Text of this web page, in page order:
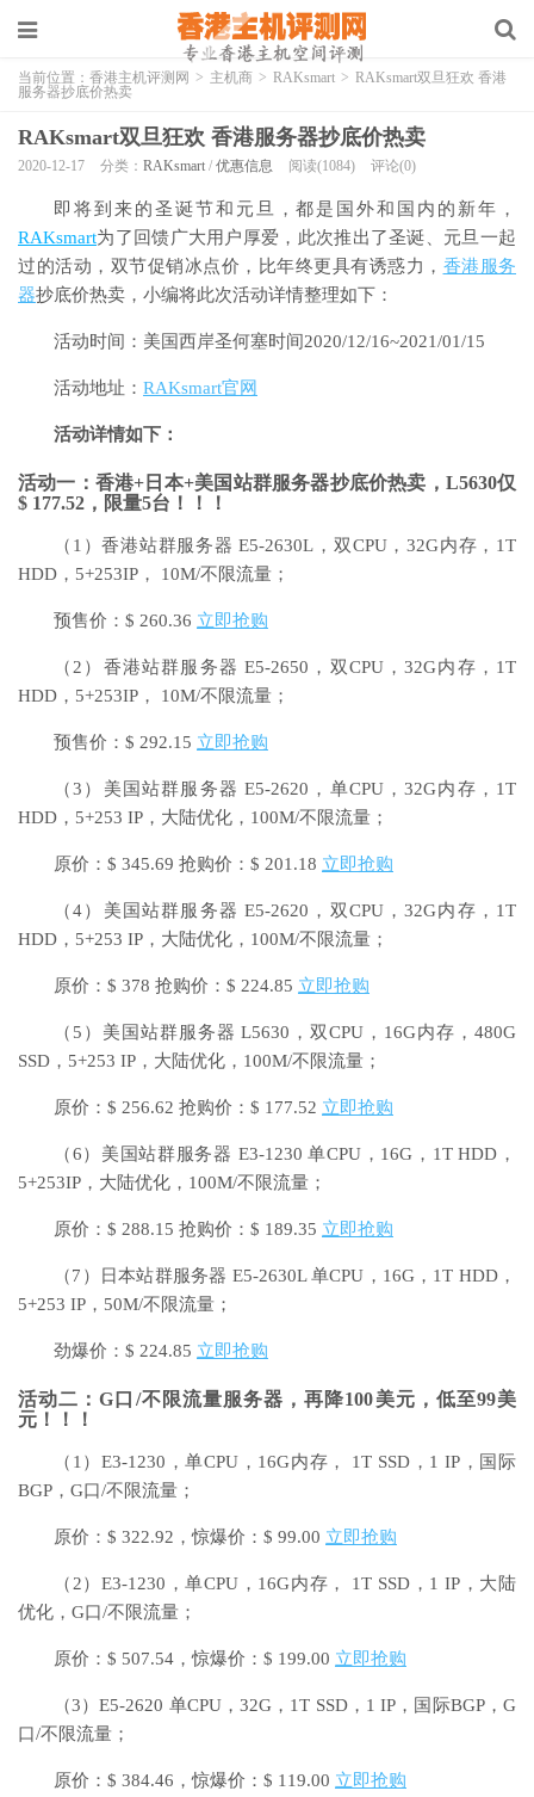
当前位置： 香港主机评测网 > 主机商 > RAKsmart > RAKsmart双旦狂欢 香港
服务器抄底价热卖
RAKsmart双旦狂欢 香港服务器抄底价热卖
2020-12-17 分类： RAKsmart / 优惠信息 阅读(1084) 评论(0)
即将到来的圣诞节和元旦，都是国外和国内的新年，
RAKsmart为了回馈广大用户厚爱，此次推出了圣诞、元旦一起
过的活动，双节促销冰点价，比年终更具有诱惑力， 香港服务
器抄底价热卖，小编将此次活动详情整理如下：
活动时间：美国西岸圣何塞时间2020/12/16~2021/01/15
活动地址： RAKsmart官网
活动详情如下：
活动一： 香港+日本+美国站群服务器抄底价热卖，L5630仅
$ 177.52，限量5台！！！
（1）香港站群服务器 E5-2630L，双CPU，32G内存，1T
HDD，5+253IP， 10M/不限流量；
预售价：$ 260.36 立即抢购
（2）香港站群服务器 E5-2650，双CPU，32G内存，1T
HDD，5+253IP， 10M/不限流量；
预售价：$ 292.15 立即抢购
（3）美国站群服务器 E5-2620，单CPU，32G内存，1T
HDD，5+253 IP，大陆优化，100M/不限流量；
原价：$ 345.69 抢购价：$ 201.18 立即抢购
（4）美国站群服务器 E5-2620，双CPU，32G内存，1T
HDD，5+253 IP，大陆优化，100M/不限流量；
原价：$ 378 抢购价：$ 224.85 立即抢购
（5）美国站群服务器 L5630，双CPU，16G内存，480G
SSD，5+253 IP，大陆优化，100M/不限流量；
原价：$ 256.62 抢购价：$ 177.52 立即抢购
（6）美国站群服务器 E3-1230 单CPU，16G，1T HDD，
5+253IP，大陆优化，100M/不限流量；
原价：$ 288.15 抢购价：$ 189.35 立即抢购
（7）日本站群服务器 E5-2630L 单CPU，16G，1T HDD，
5+253 IP，50M/不限流量；
劲爆价：$ 224.85 立即抢购
活动二：G口/不限流量服务器，再降100美元，低至99美
元！！！
（1）E3-1230，单CPU，16G内存， 1T SSD，1 IP，国际
BGP，G口/不限流量；
原价：$ 322.92，惊爆价：$ 99.00 立即抢购
（2）E3-1230，单CPU，16G内存， 1T SSD，1 IP，大陆
优化，G口/不限流量；
原价：$ 507.54，惊爆价：$ 199.00 立即抢购
（3）E5-2620 单CPU，32G，1T SSD，1 IP，国际BGP，G
口/不限流量；
原价：$ 384.46，惊爆价：$ 119.00 立即抢购